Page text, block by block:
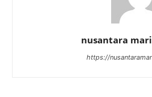
nusantara
https://